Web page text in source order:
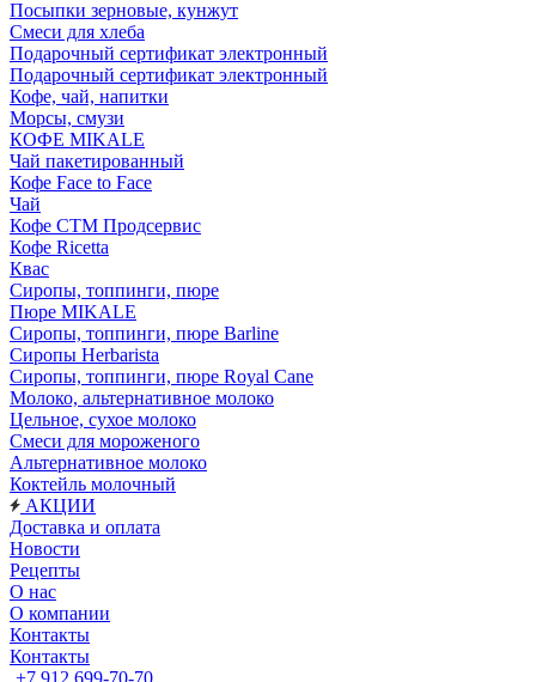
Посыпки зерновые, кунжут
Смеси для хлеба
Подарочный сертификат электронный
Подарочный сертификат электронный
Кофе, чай, напитки
Морсы, смузи
КОФЕ MIKALE
Чай пакетированный
Кофе Face to Face
Чай
Кофе СТМ Продсервис
Кофе Ricetta
Квас
Сиропы, топпинги, пюре
Пюре MIKALE
Сиропы, топпинги, пюре Barline
Сиропы Herbarista
Сиропы, топпинги, пюре Royal Cane
Молоко, альтернативное молоко
Цельное, сухое молоко
Смеси для мороженого
Альтернативное молоко
Коктейль молочный
АКЦИИ
Доставка и оплата
Новости
Рецепты
О нас
О компании
Контакты
Контакты
+7 912 699-70-70